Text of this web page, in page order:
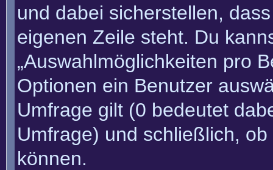
und dabei sicherstellen,
eigenen Zeile steht. Du
„Auswahlmöglichkeiten pro
Optionen ein Benutzer
Umfrage gilt (0 bedeutet
Umfrage) und schließlich,
können.